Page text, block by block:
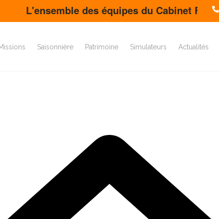
L'ensemble des équipes du Cabinet FDS
Saisonnière Patrimoine Simulateurs Actualités